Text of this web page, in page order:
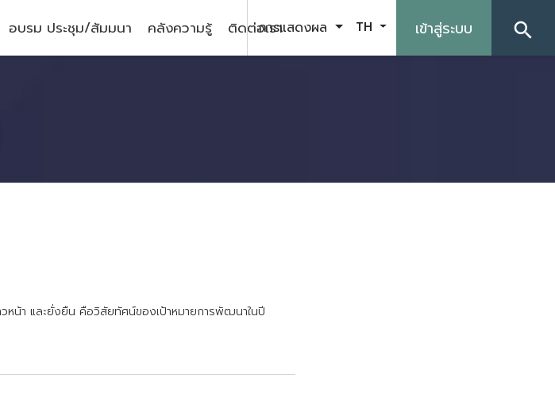
อบรม ประชุม/สัมมนา คลังความรู้ ติดต่อเราการแสดงผล TH เข้าสู่ระบบ search
วหนา และยงยน คอวสยทศนของเปาหมายการพฒนาในป